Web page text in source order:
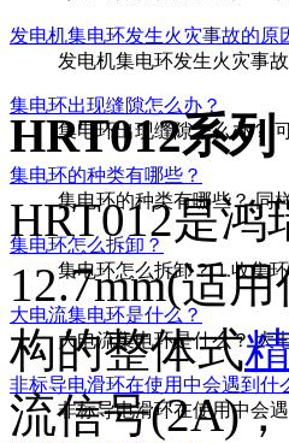
发电机集电环发生火灾事故的原
发电机集电环发生火灾事
集电环出现缝隙怎么办？
集电环出现缝隙怎么办？
集电环的种类有哪些？
集电环的种类有哪些？ 同
集电环怎么拆卸？
集电环怎么拆卸？ 1.收集
大电流集电环是什么？
大电流集电环是什么？ 大
非标导电滑环在使用中会遇到什
非标导电滑环在使用中会
HRT012系列
HRT012是
12.7mm(适
构的整体式
流信号(2A)